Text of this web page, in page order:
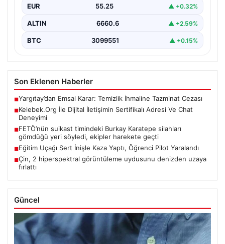
EUR 55.25 ▲ +0.32%
ALTIN 6660.6 ▲ +2.59%
BTC 3099551 ▲ +0.15%
Son Eklenen Haberler
■Yargıtay’dan Emsal Karar: Temizlik İhmaline Tazminat Cezası
■Kelebek.Org İle Dijital İletişimin Sertifikalı Adresi Ve Chat
Deneyimi
■FETÖ’nün suikast timindeki Burkay Karatepe silahları
gömdüğü yeri söyledi, ekipler harekete geçti
■Eğitim Uçağı Sert İnişle Kaza Yaptı, Öğrenci Pilot Yaralandı
■Çin, 2 hiperspektral görüntüleme uydusunu denizden uzaya
fırlattı
Güncel